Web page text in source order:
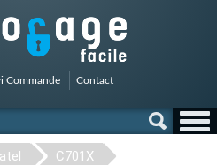
Commande Contact
C701X